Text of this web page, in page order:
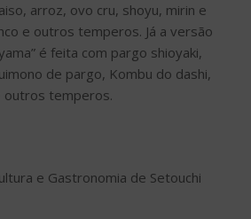
arroz, ovo cru, shoyu, mirin e
e outros temperos. Já a versão
é feita com pargo shioyaki,
de pargo, Kombu do dashi,
outros temperos.
e Gastronomia de Setouchi